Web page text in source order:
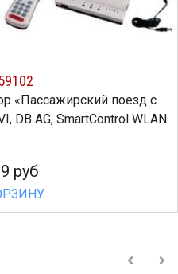
«Пассажирский поезд с
DB AG, SmartControl WLAN
руб